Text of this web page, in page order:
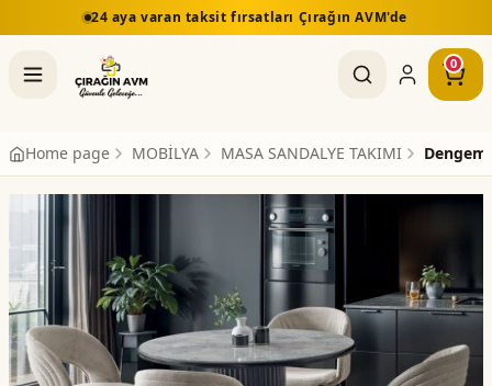
24 aya varan taksit fırsatları Çırağın AVM'de
0
Home page MOBİLYA MASA SANDALYE TAKIMI